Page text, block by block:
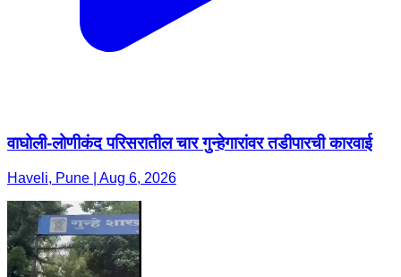
वाघोली-लोणीकंद परिसरातील चार गुन्हेगारांवर तडीपारची कारवाई
Haveli, Pune | Aug 6, 2026